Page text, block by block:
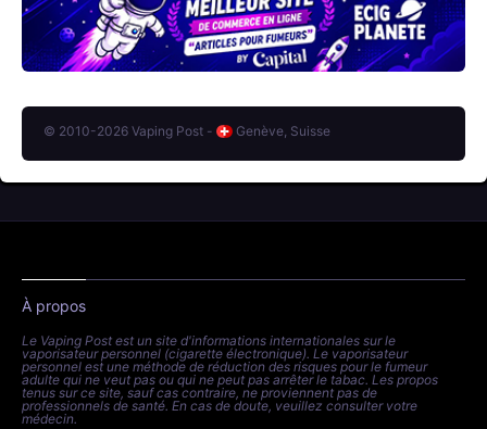
© 2010-2026 Vaping Post - Genève, Suisse
À propos
Le Vaping Post est un site d'informations internationales sur le
vaporisateur personnel (cigarette électronique). Le vaporisateur
personnel est une méthode de réduction des risques pour le fumeur
adulte qui ne veut pas ou qui ne peut pas arrêter le tabac. Les propos
tenus sur ce site, sauf cas contraire, ne proviennent pas de
professionnels de santé. En cas de doute, veuillez consulter votre
médecin.